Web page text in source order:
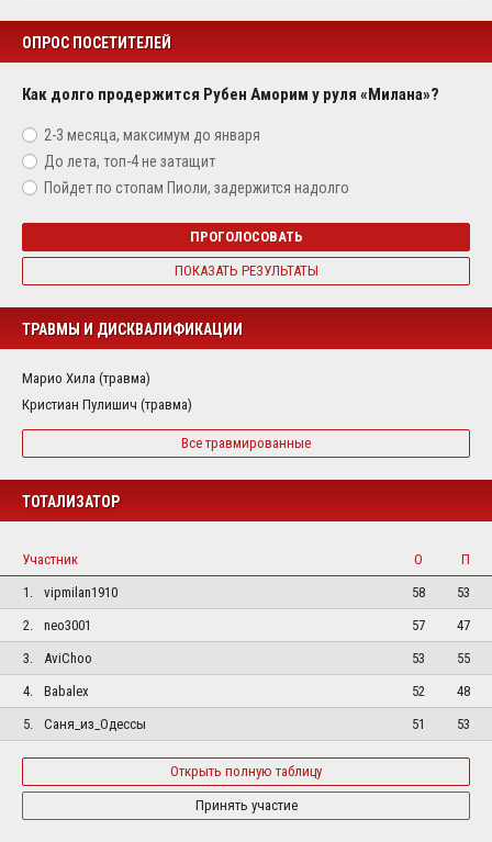
ОПРОС ПОСЕТИТЕЛЕЙ
Как долго продержится Рубен Аморим у руля «Милана»?
2-3 месяца, максимум до января
До лета, топ-4 не затащит
Пойдет по стопам Пиоли, задержится надолго
ПРОГОЛОСОВАТЬ
ПОКАЗАТЬ РЕЗУЛЬТАТЫ
ТРАВМЫ И ДИСКВАЛИФИКАЦИИ
Марио Хила (травма)
Кристиан Пулишич (травма)
Все травмированные
ТОТАЛИЗАТОР
Участник О
П
1.
vipmilan1910 58
53
2.
neo3001 57
47
3.
AviChoo 53
55
4.
Babalex 52
48
5.
Саня_из_Одессы 51 53
Открыть полную таблицу
Принять участие